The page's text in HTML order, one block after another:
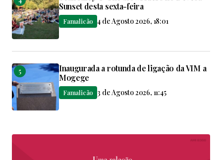
Sunset desta sexta-feira
Famalicão 4 de Agosto 2026, 18:01
Inaugurada a rotunda de ligação da VIM a
Mogege
Famalicão 3 de Agosto 2026, 11:45